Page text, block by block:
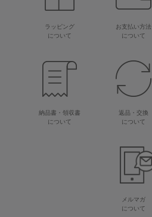
ラッピング
について
お支払い方法
について
納品書・領収書
について
返品・交換
について
メルマガ
について